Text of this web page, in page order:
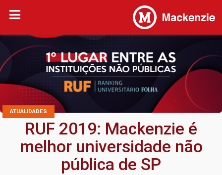
ATUALIDADES
RUF 2019: Mackenzie é
melhor universidade não
pública de SP